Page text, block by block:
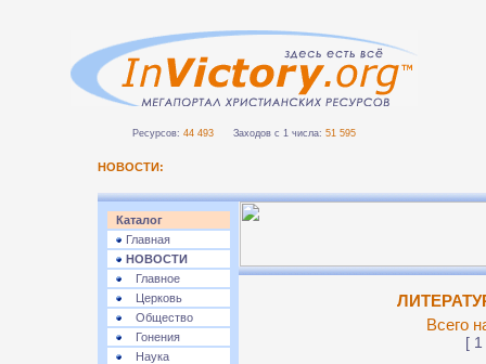
Ресурсов: 44 493 Заходов с 1 числа: 51 595
НОВОСТИ:
Каталог
Главная
НОВОСТИ
Главное
Церковь
Общество
Гонения
Наука
Всего
[